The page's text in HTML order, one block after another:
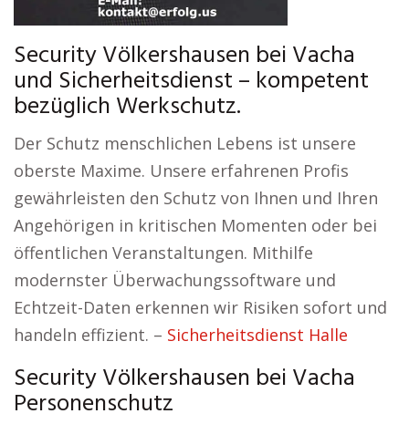
Security Völkershausen bei Vacha
und Sicherheitsdienst – kompetent
bezüglich Werkschutz.
Der Schutz menschlichen Lebens ist unsere
oberste Maxime. Unsere erfahrenen Profis
gewährleisten den Schutz von Ihnen und Ihren
Angehörigen in kritischen Momenten oder bei
öffentlichen Veranstaltungen. Mithilfe
modernster Überwachungssoftware und
Echtzeit-Daten erkennen wir Risiken sofort und
handeln effizient. – Sicherheitsdienst Halle
Security Völkershausen bei Vacha
Personenschutz